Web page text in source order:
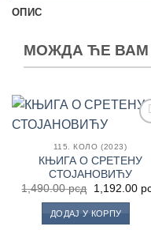
ОПИС
МОЖДА ЋЕ ВАМ
115. КОЛО (2023)
КЊИГА О СРЕТЕНУ
СТОЈАНОВИЋУ
1,490.00рсд
је
била:
1,192.00
ДОДАЈ У КОРПУ